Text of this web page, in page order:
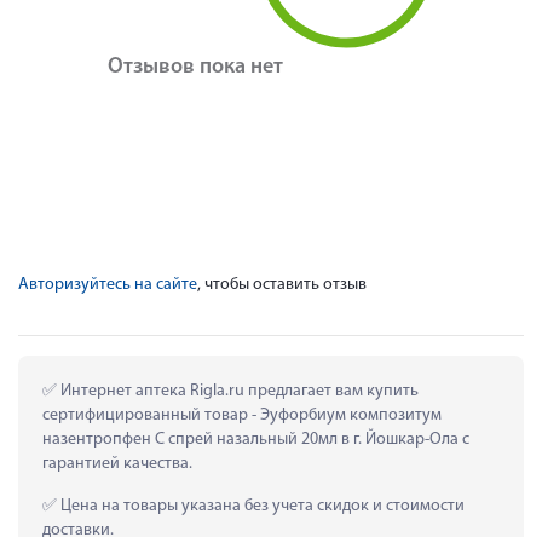
Отзывов пока нет
Авторизуйтесь на сайте, чтобы оставить отзыв
Интернет аптека Rigla.ru предлагает вам купить
сертифицированный товар - Эуфорбиум композитум
назентропфен С спрей назальный 20мл в г. Йошкар-Ола с
гарантией качества.
Цена на товары указана без учета скидок и стоимости
доставки.